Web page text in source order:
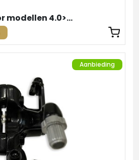
Remblokset voor modellen 4.0>5.1
Aanbieding